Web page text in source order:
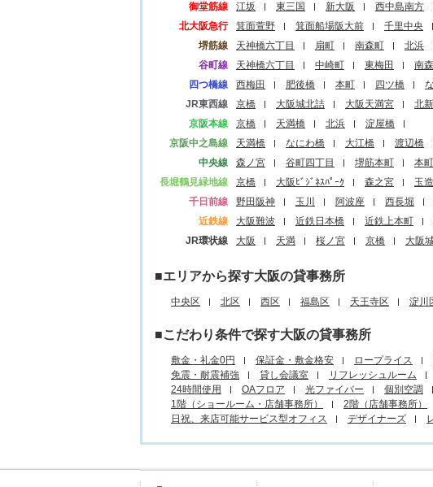
御堂筋線 江坂 東三国 新大阪 西中島南方
北大阪急行
箕面萱野 箕面船場阪大前 千里中央
堺筋線
天神橋六丁目 扇町 南森町 北浜
谷町線
天神橋六丁目 中崎町 東梅田 南
四つ橋線
西梅田 肥後橋 本町 四ツ橋
JR東西線
京橋 大阪城北詰 大阪天満宮 北
京阪本線
京橋 天満橋 北浜
淀屋橋
京阪中之島線
天満橋 なにわ橋 大江橋 渡辺橋
中央線
森ノ宮 谷町四丁目 堺筋本町 本町
長堀鶴見緑地線
京橋 大阪ﾋﾞｼﾞﾈｽﾊﾟｰｸ 森之宮 玉造
千日前線
野田阪神 玉川 阿波座 西長堀
近鉄線
大阪難波 近鉄日本橋 近鉄上本町
JR環状線
大阪 天満 桜ノ宮 京橋 大阪
■エリアから探す大阪の貸事務所
中央区 北区 西区 福島区 天王寺区 淀川
■こだわり条件で探す大阪の貸事務所
敷金・礼金0円 保証金・敷金格安 ロープライス
免震・耐震補強
貸し会議室 リフレッシュルーム
24時間使用
OAフロア 光ファイバー 個別空調
1階（ショールーム・店舗事務所）
2階（店舗事務所）
日祝、来店可能サービス型オフィス
デザイナーズ
駅名から探す所 エリアから